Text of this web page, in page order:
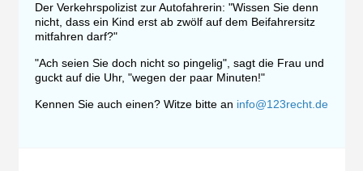
Der Verkehrspolizist zur Autofahrerin: "Wissen Sie denn
nicht, dass ein Kind erst ab zwölf auf dem Beifahrersitz
mitfahren darf?"
"Ach seien Sie doch nicht so pingelig", sagt die Frau und
guckt auf die Uhr, "wegen der paar Minuten!"
Kennen Sie auch einen? Witze bitte an info@123recht.de